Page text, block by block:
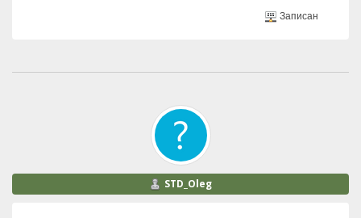
Записан
STD_Oleg